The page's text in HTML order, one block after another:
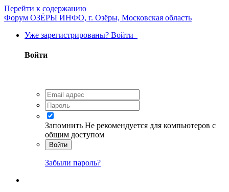
Перейти к содержанию
Форум ОЗЁРЫ ИНФО, г. Озёры, Московская область
Уже зарегистрированы? Войти
Войти
Запомнить Не рекомендуется для компьютеров с
общим доступом
Войти
Забыли пароль?